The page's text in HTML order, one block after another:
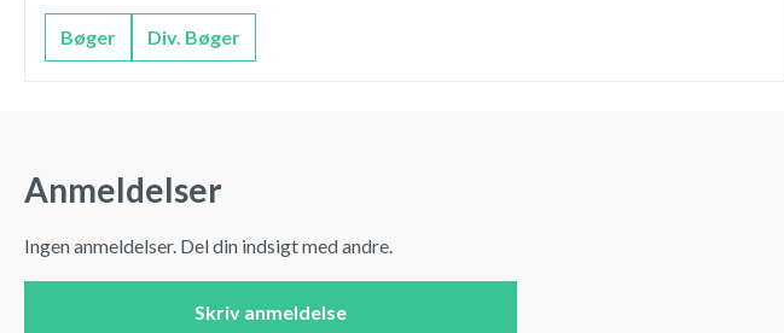
Bøger Div. Bøger
Anmeldelser
Ingen anmeldelser. Del din indsigt med andre.
Skriv anmeldelse